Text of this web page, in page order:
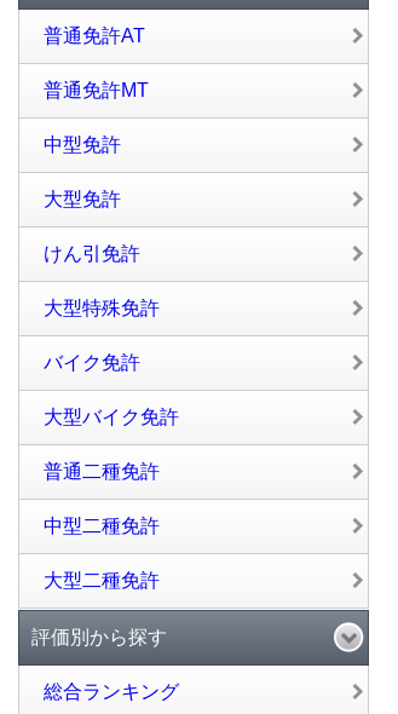
普通免許AT
普通免許MT
中型免許
大型免許
けん引免許
大型特殊免許
バイク免許
大型バイク免許
普通二種免許
中型二種免許
大型二種免許
評価別から探す
総合ランキング